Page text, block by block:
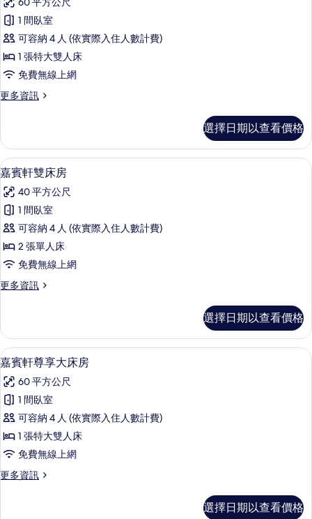
情
尊
享
大
床
房
的
有
相
片
1 間臥室
可容納 4 人 (依實際入住人數計費)
1 張特大雙人床
免費無線上網
更多資訊
更
大
床
房
詳
情
選擇日期以查看價格
顯
示
嘉
賓
軒
雙
床
房
所
有
相
片
迷你吧、客房內保險箱、書桌、筆電
4
嘉賓軒雙床房
40 平方公尺
1 間臥室
可容納 4 人 (依實際入住人數計費)
2 張單人床
免費無線上網
更多資訊
更
軒
雙
床
的
詳
選擇日期以查看價格
顯
示
嘉
賓
軒
尊
享
大
迷你吧、客房內保險箱、書桌、筆電
4
嘉賓軒尊享大床房
60 平方公尺
1 間臥室
可容納 4 人 (依實際入住人數計費)
1 張特大雙人床
免費無線上網
更多資訊
更
選擇日期以查看價格